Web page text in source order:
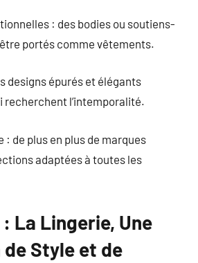
: des bodies ou soutiens-
portés comme vêtements.
designs épurés et élégants
recherchent l’intemporalité.
: de plus en plus de marques
adaptées à toutes les
La Lingerie, Une
Style et de